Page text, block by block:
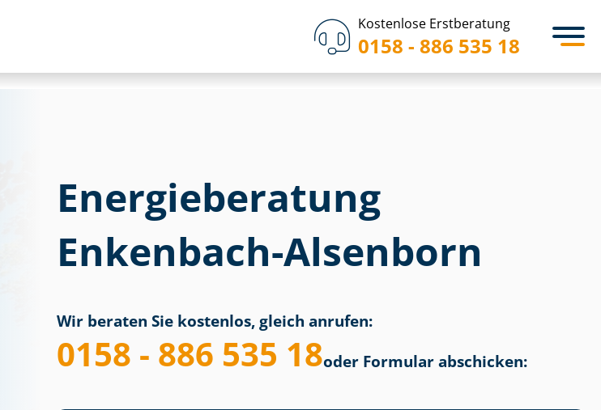
Kostenlose Erstberatung
0158 - 886 535 18
Energieberatung
Enkenbach-Alsenborn
Wir beraten Sie kostenlos, gleich anrufen:
0158 - 886 535 18oder Formular abschicken: